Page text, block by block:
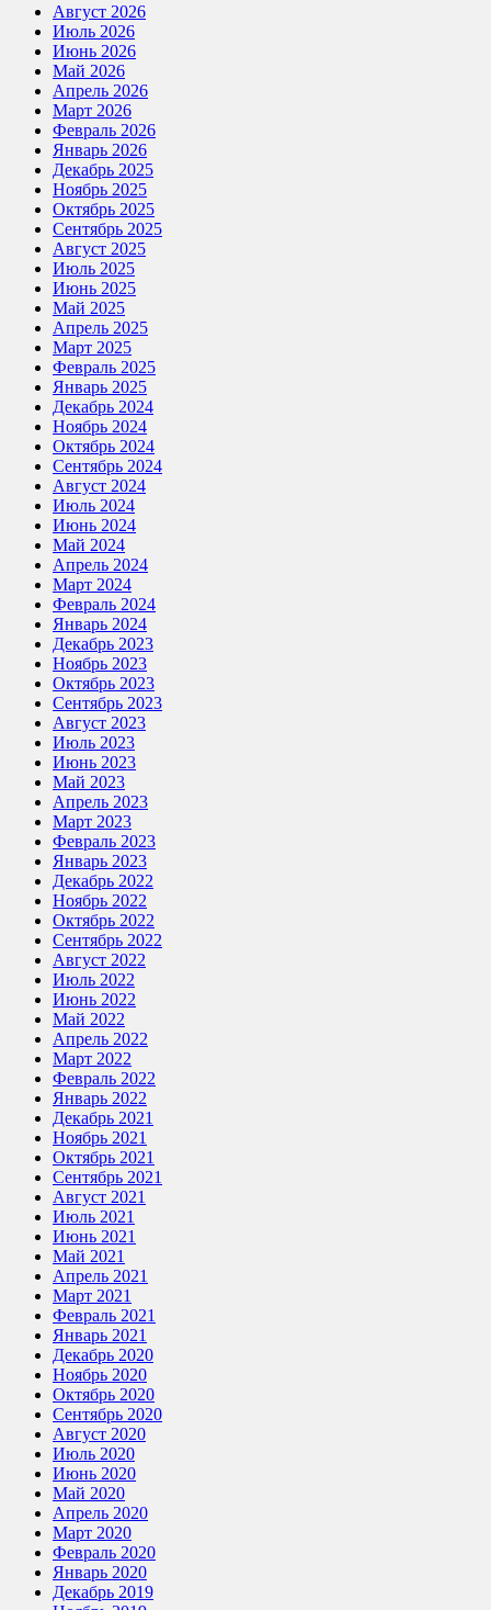
Август 2026
Июль 2026
Июнь 2026
Май 2026
Апрель 2026
Март 2026
Февраль 2026
Январь 2026
Декабрь 2025
Ноябрь 2025
Октябрь 2025
Сентябрь 2025
Август 2025
Июль 2025
Июнь 2025
Май 2025
Апрель 2025
Март 2025
Февраль 2025
Январь 2025
Декабрь 2024
Ноябрь 2024
Октябрь 2024
Сентябрь 2024
Август 2024
Июль 2024
Июнь 2024
Май 2024
Апрель 2024
Март 2024
Февраль 2024
Январь 2024
Декабрь 2023
Ноябрь 2023
Октябрь 2023
Сентябрь 2023
Август 2023
Июль 2023
Июнь 2023
Май 2023
Апрель 2023
Март 2023
Февраль 2023
Январь 2023
Декабрь 2022
Ноябрь 2022
Октябрь 2022
Сентябрь 2022
Август 2022
Июль 2022
Июнь 2022
Май 2022
Апрель 2022
Март 2022
Февраль 2022
Январь 2022
Декабрь 2021
Ноябрь 2021
Октябрь 2021
Сентябрь 2021
Август 2021
Июль 2021
Июнь 2021
Май 2021
Апрель 2021
Март 2021
Февраль 2021
Январь 2021
Декабрь 2020
Ноябрь 2020
Октябрь 2020
Сентябрь 2020
Август 2020
Июль 2020
Июнь 2020
Май 2020
Апрель 2020
Март 2020
Февраль 2020
Январь 2020
Декабрь 2019